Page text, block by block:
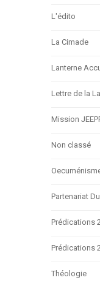
L'édito
La Cimade
Lanterne
Lettre de la
Mission
Non classé
Partenariat
Prédications
Prédications
Théologie